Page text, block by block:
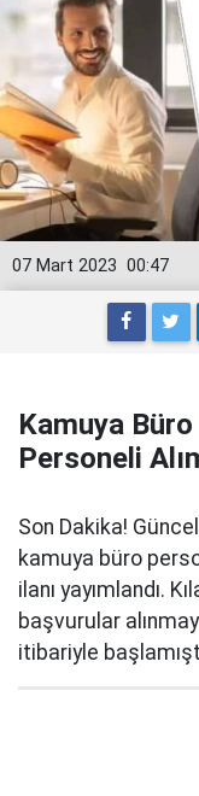
00:47
07 Mart 2023
Kamuya
Personeli
Son Dakika!
kamuya büro
ilanı yayımlandı.
başvurular
itibariyle